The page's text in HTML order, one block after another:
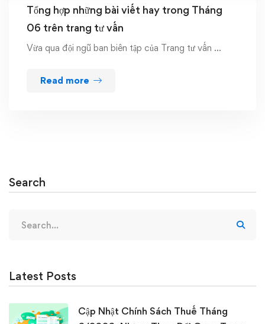
Tổng hợp những bài viết hay trong Tháng
06 trên trang tư vấn
Vừa qua đội ngũ ban biên tập của Trang tư vấn …
Read more
Search
for:
Latest Posts
Cập Nhật Chính Sách Thuế Tháng